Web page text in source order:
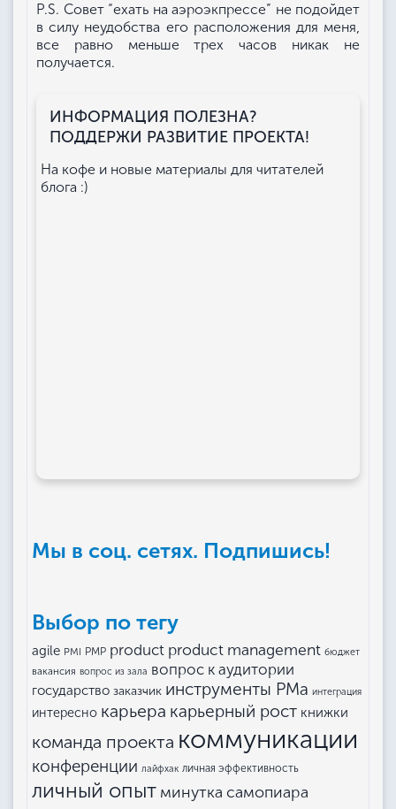
P.S. Совет “ехать на аэроэкпрессе” не подойдет
в силу неудобства его расположения для меня,
все равно меньше трех часов никак не
получается.
ИНФОРМАЦИЯ ПОЛЕЗНА?
ПОДДЕРЖИ РАЗВИТИЕ ПРОЕКТА!
На кофе и новые материалы для читателей
блога :)
Мы в соц. сетях. Подпишись!
Выбор по тегу
agile PMI PMP product product management бюджет
вакансия вопрос из зала вопрос к аудитории
государство заказчик инструменты РМа интеграция
интересно карьера карьерный рост книжки
команда проекта коммуникации
конференции лайфхак личная эффективность
личный опыт минутка самопиара